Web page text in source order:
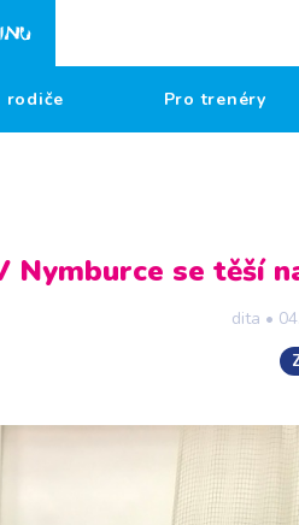
rodiče Pro trenéry
Nymburce se těší
dita •